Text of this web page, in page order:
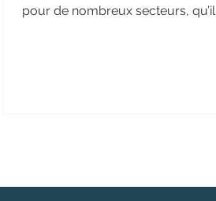
pour de nombreux secteurs, qu’il